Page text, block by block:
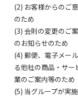
(2) お客様からのご
のため
(3) 会則の変更のご
のお知らせのため
(4) 郵便、電子メー
る他社の商品・サ
業のご案内等のため
(5) 当グループが実